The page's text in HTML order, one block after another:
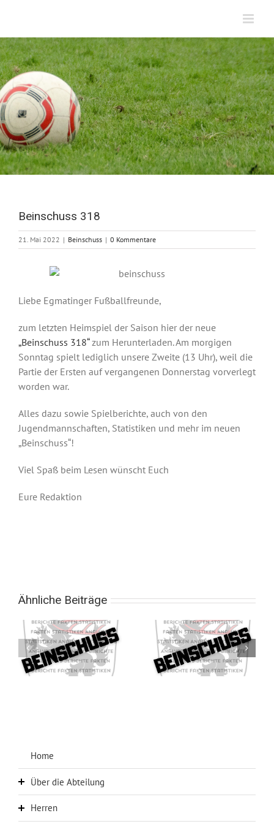
springen
Beinschuss 318
21. Mai 2022 | Beinschuss | 0 Kommentare
Liebe Egmatinger Fußballfreunde,
zum letzten Heimspiel der Saison hier der neue
„Beinschuss 318“zum Herunterladen. Am morgigen
Sonntag spielt lediglich unsere Zweite (13 Uhr), weil die
Partie der Ersten auf vergangenen Donnerstag vorverlegt
worden war.
Alles dazu sowie Spielberichte, auch von den
Jugendmannschaften, Statistiken und mehr im neuen
„Beinschuss“!
Viel Spaß beim Lesen wünscht Euch
Eure Redaktion
Ähnliche Beiträge
Beinschuss 358 Beinschuss 357
Home
Über die Abteilung
Über uns
Herren